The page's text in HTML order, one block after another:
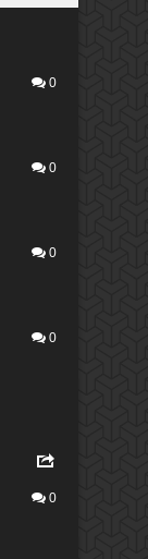
0
0
0
0
0